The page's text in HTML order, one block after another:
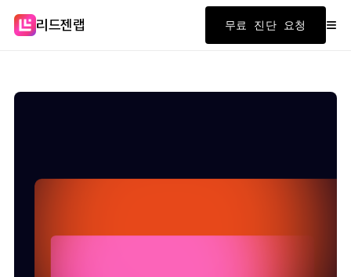
리드젠랩 무료 진단 요청 ≡